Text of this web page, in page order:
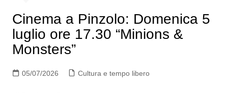
Cinema a Pinzolo: Domenica 5
luglio ore 17.30 “Minions &
Monsters”
05/07/2026 Cultura e tempo libero